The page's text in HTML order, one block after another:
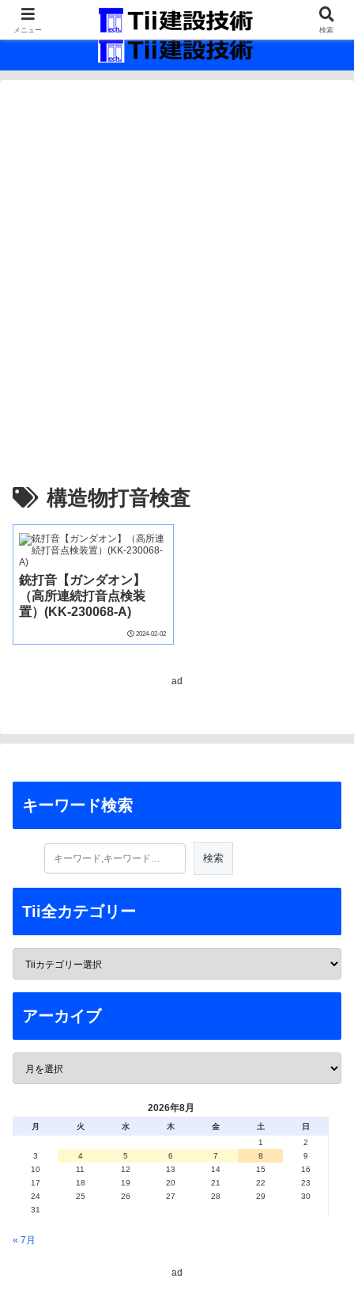
最新の建設技術の情報インフラ。
構造物打音検査
銃打音【ガンダオン】
（高所連続打音点検装
置）(KK-230068-A)
2024-02-02
ad
キーワード検索
Tii全カテゴリー
アーカイブ
2026年8月
月 火 水 木 金 土
日
1
2
3
4 5 6 7 8
9
10
11 12 13 14 15
16
17
18 19 20 21 22
23
24
25 26 27 28 29
30
31
« 7月
ad
メニュー 検索